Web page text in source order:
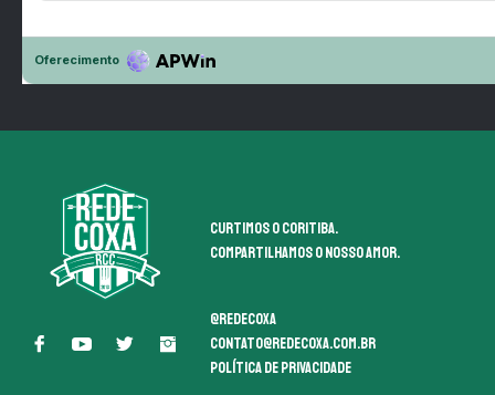
Curtimos o coritiba.
Compartilhamos o nosso amor.
@redecoxa
contato@redecoxa.com.br
Política de Privacidade